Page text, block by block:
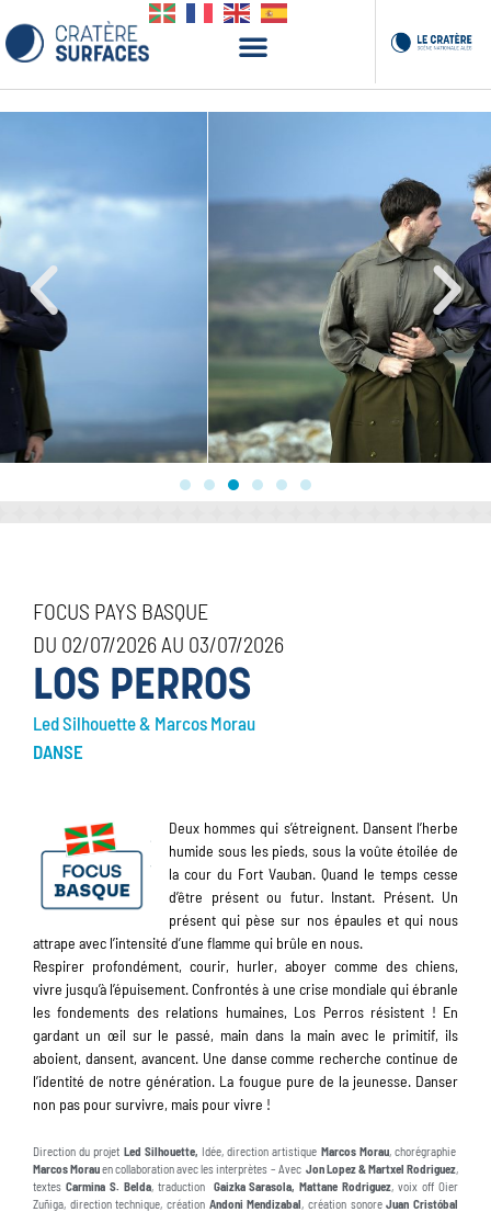
FOCUS PAYS BASQUE
DU 02/07/2026 AU 03/07/2026
LOS PERROS
Led Silhouette & Marcos Morau
DANSE
Deux hommes qui s’étreignent. Dansent l’herbe
humide sous les pieds, sous la voûte étoilée de
la cour du Fort Vauban. Quand le temps cesse
d’être présent ou futur. Instant. Présent. Un
présent qui pèse sur nos épaules et qui nous
attrape avec l’intensité d’une flamme qui brûle en nous.
Respirer profondément, courir, hurler, aboyer comme des chiens,
vivre jusqu’à l’épuisement. Confrontés à une crise mondiale qui ébranle
les fondements des relations humaines, Los Perros résistent ! En
gardant un œil sur le passé, main dans la main avec le primitif, ils
aboient, dansent, avancent. Une danse comme recherche continue de
l’identité de notre génération. La fougue pure de la jeunesse. Danser
non pas pour survivre, mais pour vivre !
Direction du projet Led Silhouette, Idée, direction artistique Marcos Morau, chorégraphie
Marcos Morauen collaboration avec les interprètes – Avec Jon Lopez & Martxel Rodriguez
textes Carmina S. Belda, traduction Gaizka Sarasola, Mattane Rodriguez , voix off Oier
Zuñiga, direction technique, création Andoni Mendizabal , création sonoreJuan Cristóbal